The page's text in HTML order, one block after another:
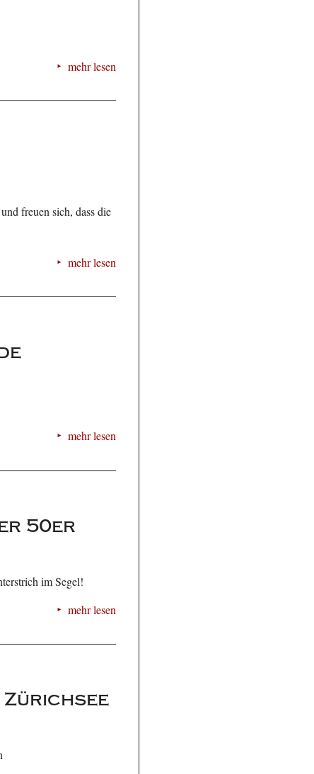
mehr lesen
freuen sich, dass die
mehr lesen
mehr lesen
50er
im Segel!
mehr lesen